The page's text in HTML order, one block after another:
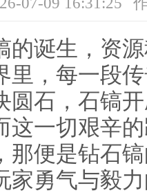
的诞生，资
里，每一段
圆石，石镐
这一切艰辛
那便是钻石
家勇气与毅